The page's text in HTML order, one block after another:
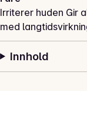
Irriterer huden Gir
med
Innhold